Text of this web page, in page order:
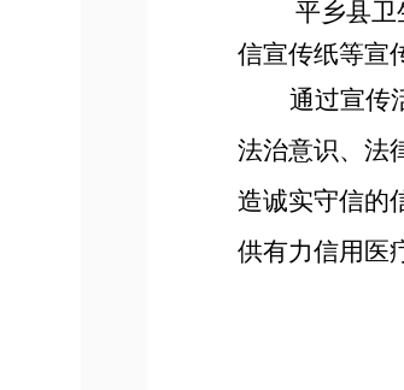
平乡县卫
信宣传纸等宣
通过宣传
法治意识、法
造诚实守信的
供有力信用医